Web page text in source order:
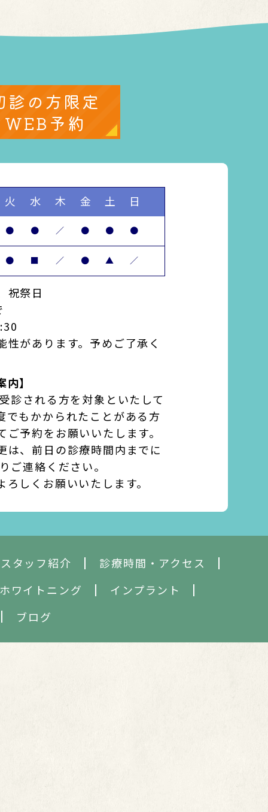
診の方限定
WEB予約
火 水 木 金 土 日
● ● ／ ● ● ●
● ■ ／ ● ▲ ／
祝祭日
があります。予めご了承く
】
診される方を対象といたして
でもかかられたことがある方
予約をお願いいたします。
は、前日の診療時間内までに
ご連絡ください。
しくお願いいたします。
タッフ紹介
診療時間・アクセス
ワイトニング
インプラント
ブログ